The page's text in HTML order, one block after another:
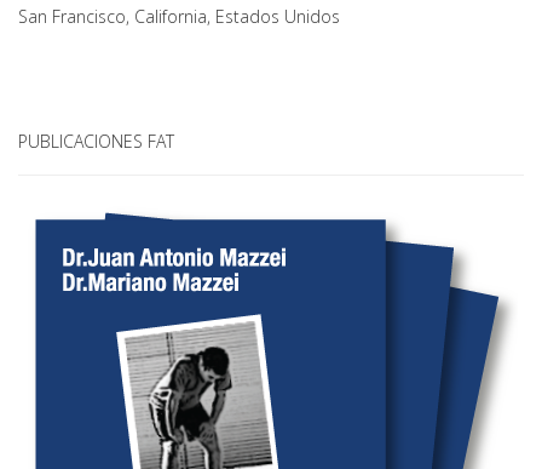
San Francisco, California, Estados Unidos
PUBLICACIONES FAT